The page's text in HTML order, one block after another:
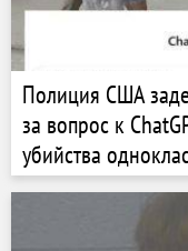
Полиция США
за вопрос к
убийства